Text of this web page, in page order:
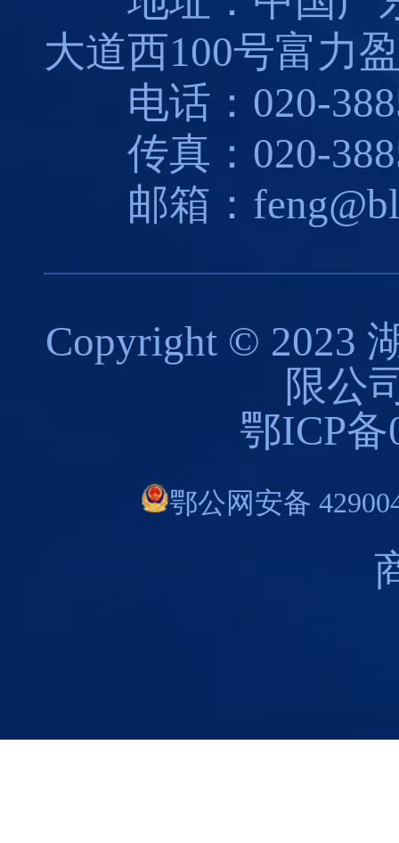
大道西100号富力
电话：020-
传真：020-
邮箱：
Copyright © 2023
限公
鄂ICP备
鄂公网安备